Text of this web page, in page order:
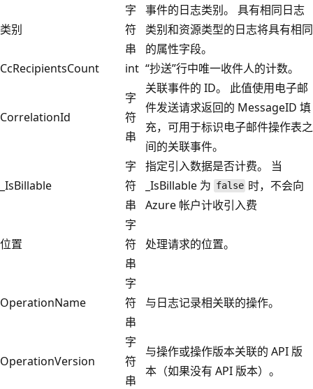
类别
字
符
串
事件的日志类别。 具有相同日志
类别和资源类型的日志将具有相同
的属性字段。
CcRecipientsCount
int “抄送”行中唯一收件人的计数。
CorrelationId
字
符
串
关联事件的 ID。 此值使用电子邮
件发送请求返回的 MessageID 填
充，可用于标识电子邮件操作表之
间的关联事件。
_IsBillable
字
符
串
指定引入数据是否计费。 当
_IsBillable 为 false 时，不会向
Azure 帐户计收引入费
位置
字
符
串
处理请求的位置。
OperationName
字
符
串
与日志记录相关联的操作。
OperationVersion
字
符
串
与操作或操作版本关联的 API 版
本（如果没有 API 版本）。